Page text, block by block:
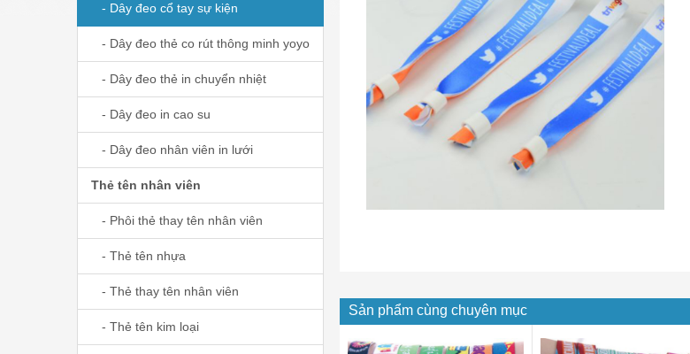
- Dây đeo cổ tay sự kiện
- Dây đeo thẻ co rút thông minh yoyo
- Dây đeo thẻ in chuyển nhiệt
- Dây đeo in cao su
- Dây đeo nhân viên in lưới
Thẻ tên nhân viên
- Phôi thẻ thay tên nhân viên
- Thẻ tên nhựa
- Thẻ thay tên nhân viên
- Thẻ tên kim loại
Sản phẩm cùng chuyên mục